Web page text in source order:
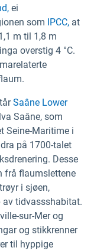
ei
som IPCC, at
m til 1,8 m
overstig 4 °C.
Saâne Lower
Saâne, som
Seine-Maritime i
på 1700-talet
Desse
frå flaumslettene
i sjøen,
tidvassshabitat.
sur-Mer og
og stikkrenner
til hyppige